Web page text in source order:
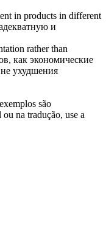
in products in different
и
rather than
как экономические
ухудшения
são
na tradução, use a